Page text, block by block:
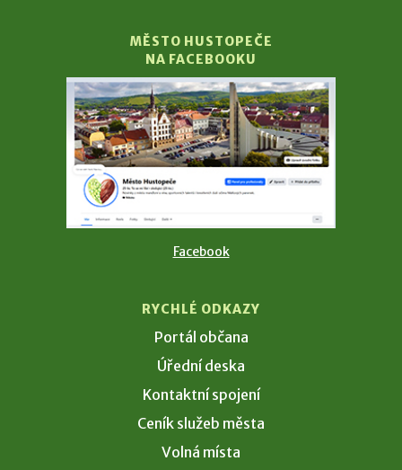
MĚSTO HUSTOPEČE
NA FACEBOOKU
Facebook
RYCHLÉ ODKAZY
Portál občana
Úřední deska
Kontaktní spojení
Ceník služeb města
Volná místa